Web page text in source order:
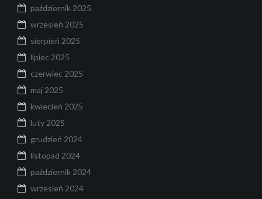
październik 2025
wrzesień 2025
sierpień 2025
lipiec 2025
czerwiec 2025
maj 2025
kwiecień 2025
luty 2025
grudzień 2024
listopad 2024
październik 2024
wrzesień 2024